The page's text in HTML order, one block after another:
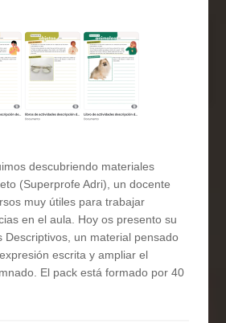
descubriendo materiales
(Superprofe Adri), un docente
muy útiles para trabajar
en el aula. Hoy os presento su
Descriptivos, un material pensado
escrita y ampliar el
El pack está formado por 40